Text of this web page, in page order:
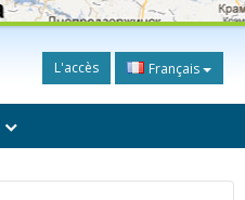
L'accès Français